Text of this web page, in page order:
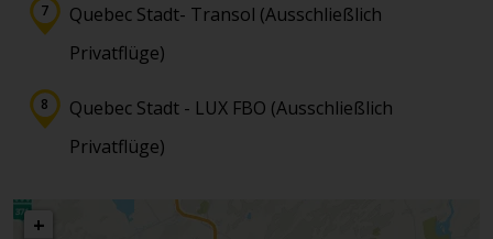
Quebec Stadt- Transol (Ausschließlich
Privatflüge)
Quebec Stadt - LUX FBO (Ausschließlich
Privatflüge)
+